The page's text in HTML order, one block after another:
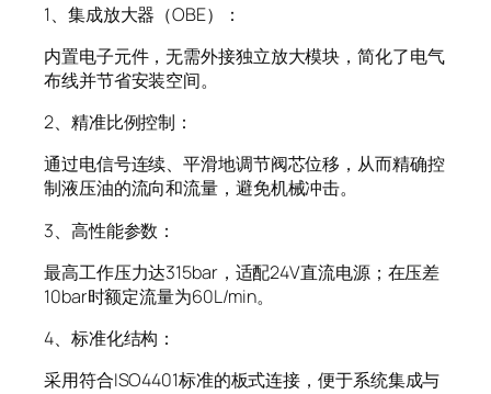
1、集成放大器（OBE）：
内置电子元件，无需外接独立放大模块，简化了电气
布线并节省安装空间。
2、精准比例控制：
通过电信号连续、平滑地调节阀芯位移，从而精确控
制液压油的流向和流量，避免机械冲击。
3、高性能参数：
最高工作压力达315bar，适配24V直流电源；在压差
10bar时额定流量为60L/min。
4、标准化结构：
采用符合ISO4401标准的板式连接，便于系统集成与